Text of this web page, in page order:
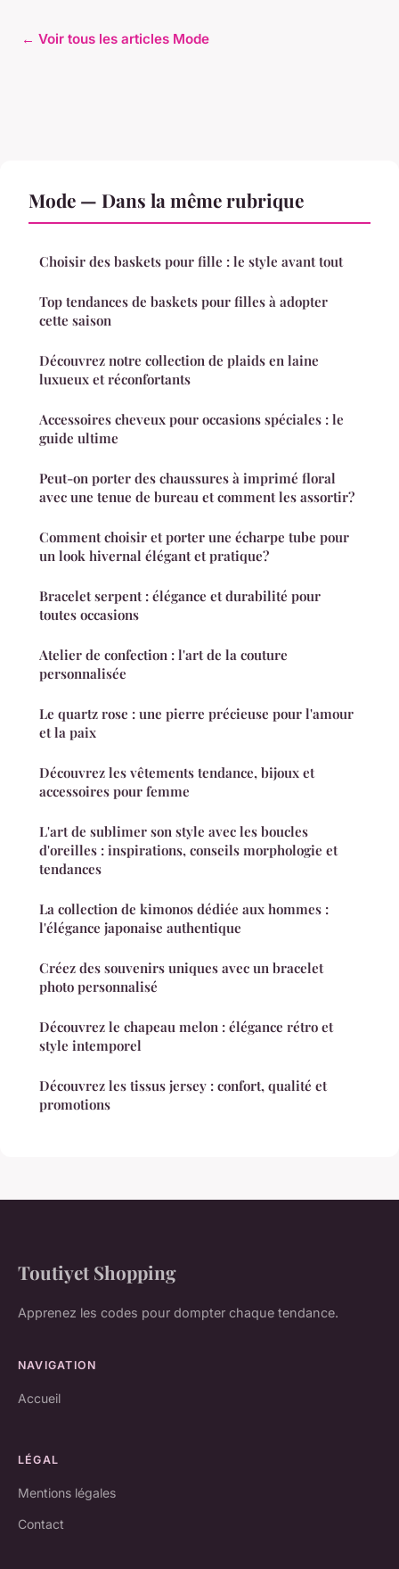
← Voir tous les articles Mode
Mode — Dans la même rubrique
Choisir des baskets pour fille : le style avant tout
Top tendances de baskets pour filles à adopter
cette saison
Découvrez notre collection de plaids en laine
luxueux et réconfortants
Accessoires cheveux pour occasions spéciales : le
guide ultime
Peut-on porter des chaussures à imprimé floral
avec une tenue de bureau et comment les assortir?
Comment choisir et porter une écharpe tube pour
un look hivernal élégant et pratique?
Bracelet serpent : élégance et durabilité pour
toutes occasions
Atelier de confection : l'art de la couture
personnalisée
Le quartz rose : une pierre précieuse pour l'amour
et la paix
Découvrez les vêtements tendance, bijoux et
accessoires pour femme
L'art de sublimer son style avec les boucles
d'oreilles : inspirations, conseils morphologie et
tendances
La collection de kimonos dédiée aux hommes :
l'élégance japonaise authentique
Créez des souvenirs uniques avec un bracelet
photo personnalisé
Découvrez le chapeau melon : élégance rétro et
style intemporel
Découvrez les tissus jersey : confort, qualité et
promotions
Toutiyet Shopping
Apprenez les codes pour dompter chaque tendance.
NAVIGATION
Accueil
LÉGAL
Mentions légales
Contact